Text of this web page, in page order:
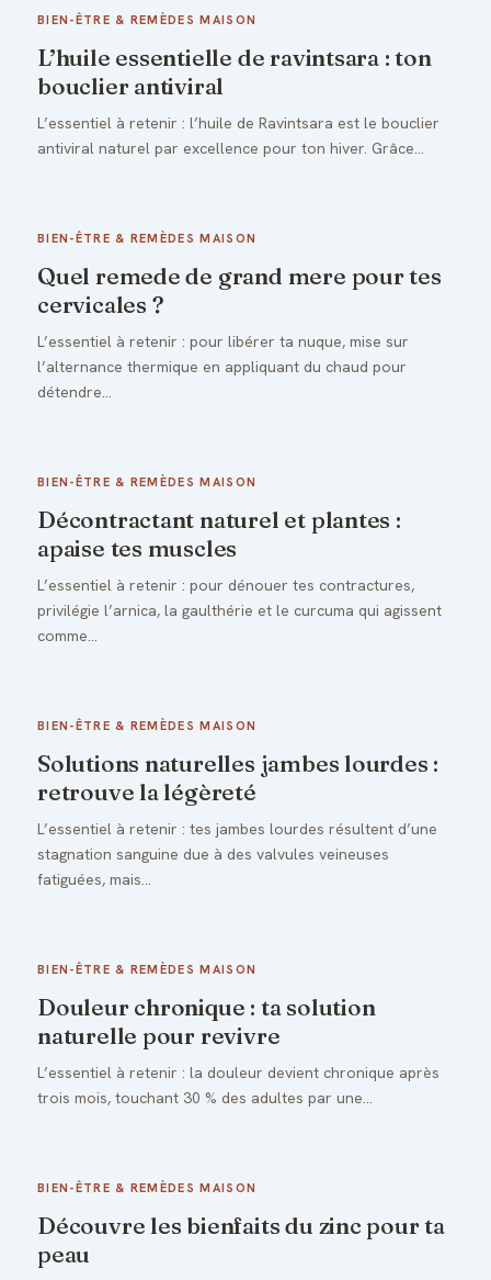
BIEN-ÊTRE & REMÈDES MAISON
L’huile essentielle de ravintsara : ton
bouclier antiviral
L’essentiel à retenir : l’huile de Ravintsara est le bouclier
antiviral naturel par excellence pour ton hiver. Grâce…
BIEN-ÊTRE & REMÈDES MAISON
Quel remede de grand mere pour tes
cervicales ?
L’essentiel à retenir : pour libérer ta nuque, mise sur
l’alternance thermique en appliquant du chaud pour
détendre…
BIEN-ÊTRE & REMÈDES MAISON
Décontractant naturel et plantes :
apaise tes muscles
L’essentiel à retenir : pour dénouer tes contractures,
privilégie l’arnica, la gaulthérie et le curcuma qui agissent
comme…
BIEN-ÊTRE & REMÈDES MAISON
Solutions naturelles jambes lourdes :
retrouve la légèreté
L’essentiel à retenir : tes jambes lourdes résultent d’une
stagnation sanguine due à des valvules veineuses
fatiguées, mais…
BIEN-ÊTRE & REMÈDES MAISON
Douleur chronique : ta solution
naturelle pour revivre
L’essentiel à retenir : la douleur devient chronique après
trois mois, touchant 30 % des adultes par une…
BIEN-ÊTRE & REMÈDES MAISON
Découvre les bienfaits du zinc pour ta
peau